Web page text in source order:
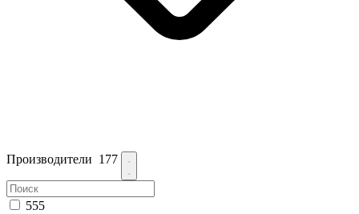
Производители 177
555